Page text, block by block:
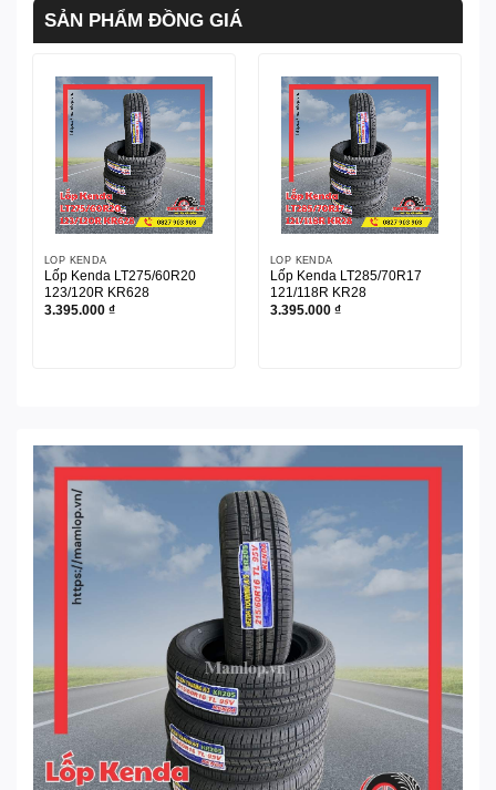
SẢN PHẨM ĐỒNG GIÁ
LỐP KENDA
Lốp Kenda LT275/60R20
123/120R KR628
3.395.000 ₫
LỐP KENDA
Lốp Kenda LT285/70R17
121/118R KR28
3.395.000 ₫